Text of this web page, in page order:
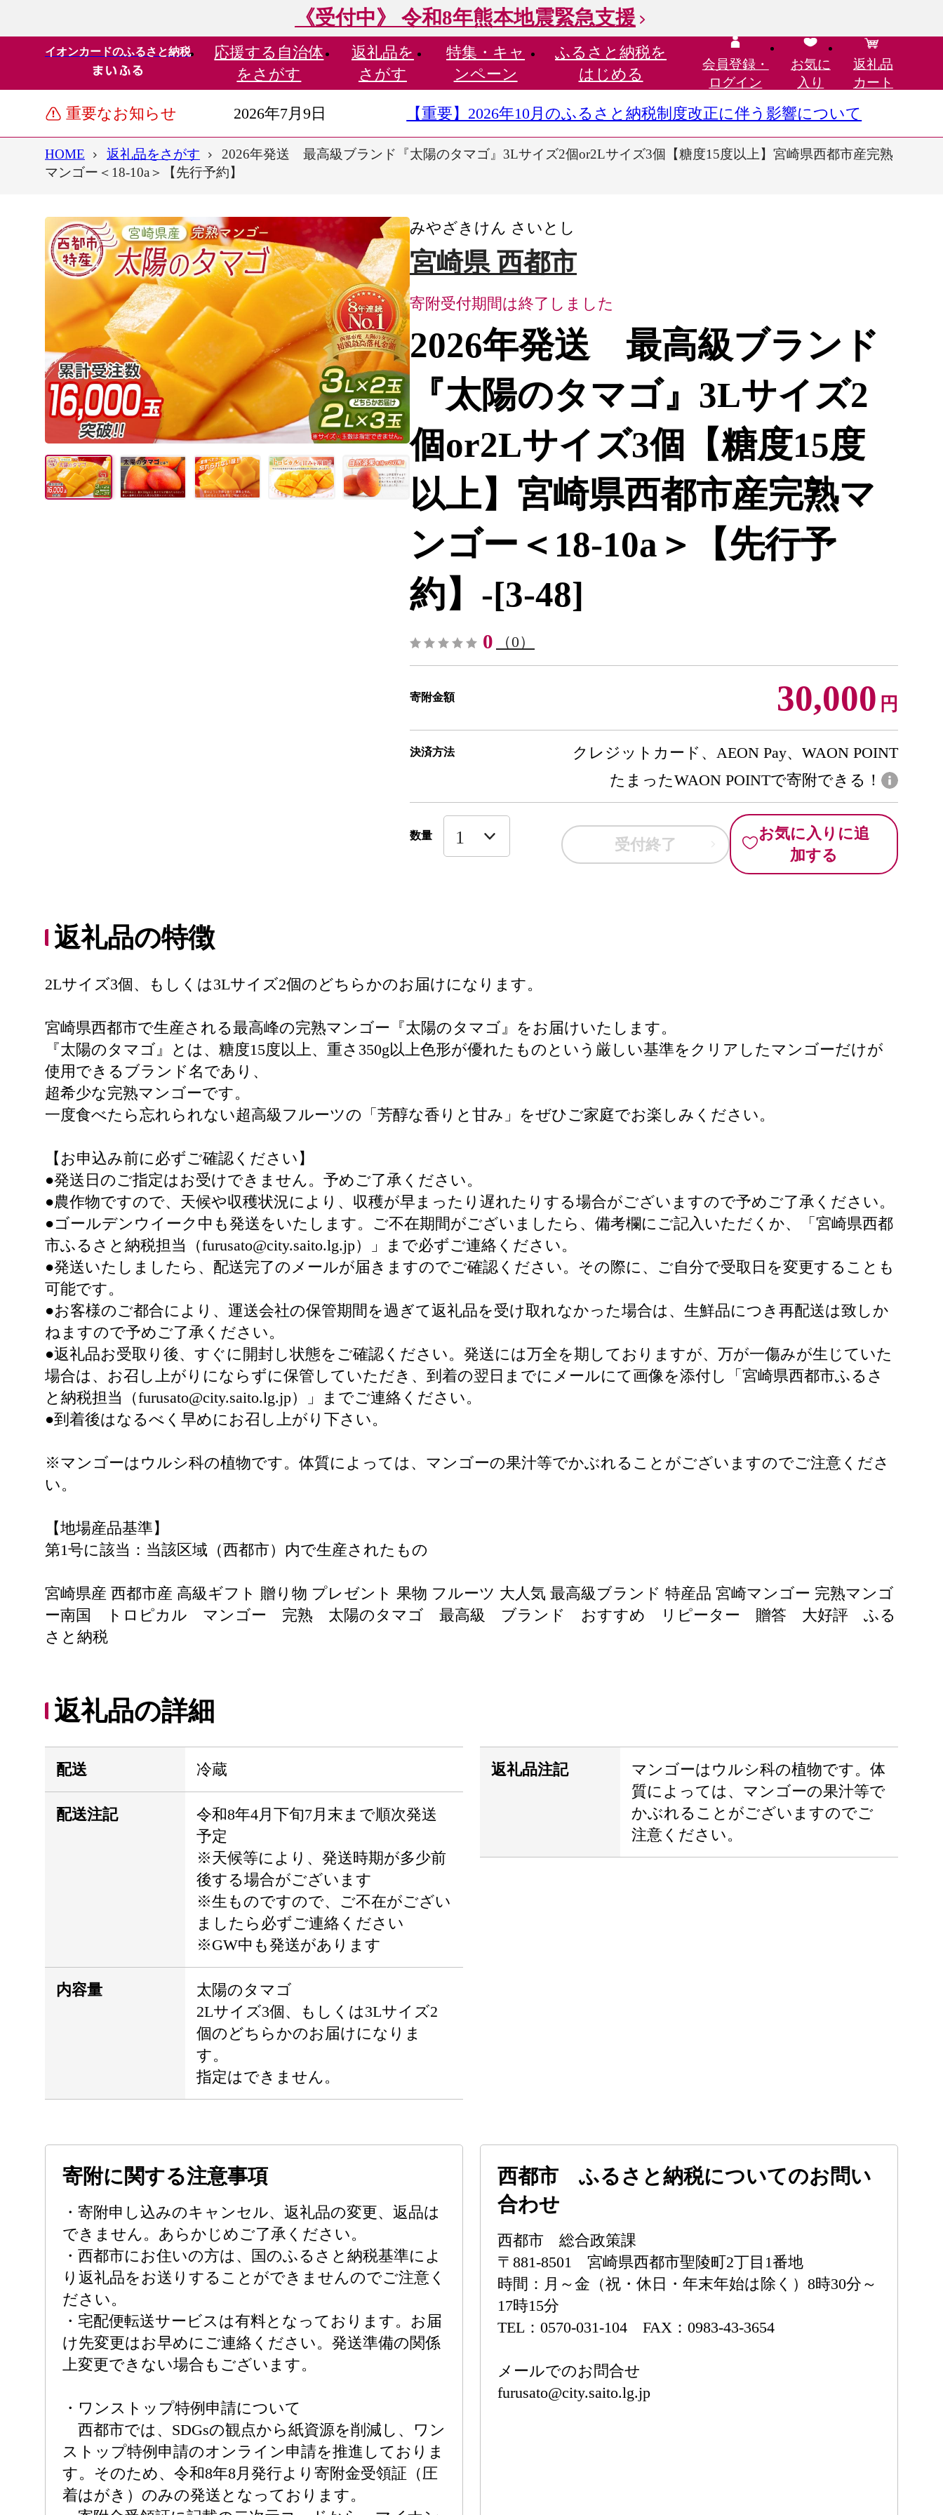
《受付中》 令和8年熊本地震緊急支援
イオンカードのふるさと納税 応援する 自治体
をさがす
返礼品を
さがす
特集・ キャ
ンペーン
ふるさと納税を
はじめる
会員登録・
ログイン
お気に
入り
返礼品
カート
重要なお知らせ 2026年7月9日 【重要】2026年10月のふるさと納税制度改正に伴う影響について
HOME 返礼品をさがす
2026年発送 最高級ブランド『太陽のタマゴ』3Lサイズ2個or2Lサイズ3個【糖度15度以上】宮崎県西都市産完熟
マンゴー＜18-10a＞【先行予約】
みやざきけん さいとし
宮崎県 西都市
寄附受付期間は終了しました
2026年発送 最高級ブランド
『太陽のタマゴ』3Lサイズ2
個or2Lサイズ3個【糖度15度
以上】宮崎県西都市産完熟マ
ンゴー＜18-10a＞【先行予
約】-[3-48]
0 （0）
寄附金額 30,000 円
決済方法
クレジットカード、AEON Pay、WAON POINT
たまったWAON POINTで寄附できる！
数量 受付終了
お気に入りに追
加する
返礼品の特徴
2Lサイズ3個、もしくは3Lサイズ2個のどちらかのお届けになります。
宮崎県西都市で生産される最高峰の完熟マンゴー『太陽のタマゴ』をお届けいたします。
『太陽のタマゴ』とは、糖度15度以上、重さ350g以上色形が優れたものという厳しい基準をクリアしたマンゴーだけが
使用できるブランド名であり、
超希少な完熟マンゴーです。
一度食べたら忘れられない超高級フルーツの「芳醇な香りと甘み」をぜひご家庭でお楽しみください。
【お申込み前に必ずご確認ください】
●発送日のご指定はお受けできません。予めご了承ください。
●農作物ですので、天候や収穫状況により、収穫が早まったり遅れたりする場合がございますので予めご了承ください。
●ゴールデンウイーク中も発送をいたします。ご不在期間がございましたら、備考欄にご記入いただくか、「宮崎県西都
市ふるさと納税担当（furusato@city.saito.lg.jp）」まで必ずご連絡ください。
●発送いたしましたら、配送完了のメールが届きますのでご確認ください。その際に、ご自分で受取日を変更することも
可能です。
●お客様のご都合により、運送会社の保管期間を過ぎて返礼品を受け取れなかった場合は、生鮮品につき再配送は致しか
ねますので予めご了承ください。
●返礼品お受取り後、すぐに開封し状態をご確認ください。発送には万全を期しておりますが、万が一傷みが生じていた
場合は、お召し上がりにならずに保管していただき、到着の翌日までにメールにて画像を添付し「宮崎県西都市ふるさ
と納税担当（furusato@city.saito.lg.jp）」までご連絡ください。
●到着後はなるべく早めにお召し上がり下さい。
※マンゴーはウルシ科の植物です。体質によっては、マンゴーの果汁等でかぶれることがございますのでご注意くださ
い。
【地場産品基準】
第1号に該当：当該区域（西都市）内で生産されたもの
宮崎県産 西都市産 高級ギフト 贈り物 プレゼント 果物 フルーツ 大人気 最高級ブランド 特産品 宮崎マンゴー 完熟マンゴ
ー南国 トロピカル マンゴー 完熟 太陽のタマゴ 最高級 ブランド おすすめ リピーター 贈答 大好評 ふる
さと納税
返礼品の詳細
配送 冷蔵
配送注記
令和8年4月下旬7月末まで順次発送
予定
※天候等により、発送時期が多少前
後する場合がございます
※生ものですので、ご不在がござい
ましたら必ずご連絡ください
※GW中も発送があります
内容量
太陽のタマゴ
2Lサイズ3個、もしくは3Lサイズ2
個のどちらかのお届けになりま
す。
指定はできません。
返礼品注記
マンゴーはウルシ科の植物です。体
質によっては、マンゴーの果汁等で
かぶれることがございますのでご
注意ください。
寄附に関する注意事項
・寄附申し込みのキャンセル、返礼品の変更、返品は
できません。あらかじめご了承ください。
・西都市にお住いの方は、国のふるさと納税基準によ
り返礼品をお送りすることができませんのでご注意く
ださい。
・宅配便転送サービスは有料となっております。お届
け先変更はお早めにご連絡ください。発送準備の関係
上変更できない場合もございます。
・ワンストップ特例申請について
西都市では、SDGsの観点から紙資源を削減し、ワン
ストップ特例申請のオンライン申請を推進しておりま
す。そのため、令和8年8月発行より寄附金受領証（圧
着はがき）のみの発送となっております。
西都市 ふるさと納税についてのお問い
合わせ
西都市 総合政策課
〒881-8501 宮崎県西都市聖陵町2丁目1番地
時間：月～金（祝・休日・年末年始は除く）8時30分～
17時15分
TEL：0570-031-104 FAX：0983-43-3654
メールでのお問合せ
furusato@city.saito.lg.jp